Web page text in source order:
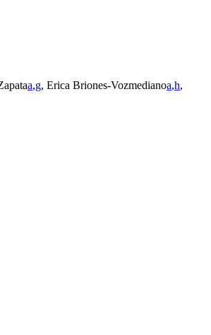
a,g, Erica Briones-Vozmedianoa,h,